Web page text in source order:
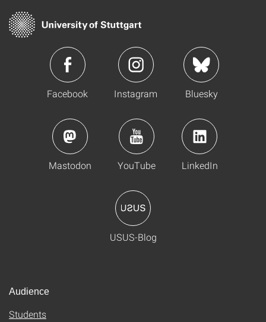
Facebook Instagram Bluesky
Mastodon YouTube LinkedIn
USUS-Blog
Audience
Students